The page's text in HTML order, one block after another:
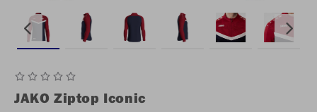
JAKO Ziptop Iconic